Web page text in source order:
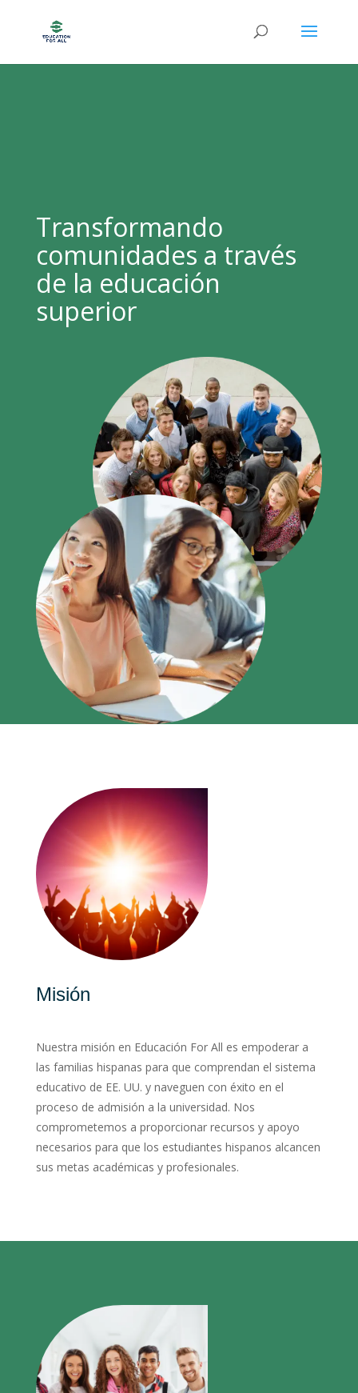
Transformando
comunidades a través
de la educación
superior
Misión
Nuestra misión en Educación For All es empoderar a
las familias hispanas para que comprendan el sistema
educativo de EE. UU. y naveguen con éxito en el
proceso de admisión a la universidad. Nos
comprometemos a proporcionar recursos y apoyo
necesarios para que los estudiantes hispanos alcancen
sus metas académicas y profesionales.